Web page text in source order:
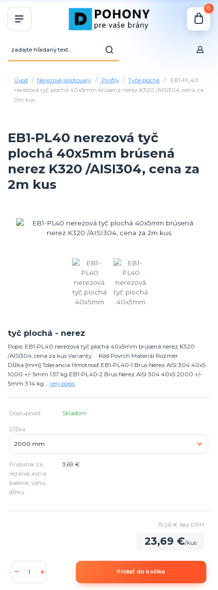
0
Úvod Nerezové polotovary Profily Tyče ploché
EB1-PL40
nerezová tyč plochá 40x5mm brúsená nerez K320 /AISI304, cena za
2m kus
EB1-PL40 nerezová tyč
plochá 40x5mm brúsená
nerez K320 /AISI304, cena za
2m kus
tyč plochá - nerez
Popis: EB1-PL40 nerezová tyč plochá 40x5mm brúsená nerez K320
/AISI304, cena za kus Varianty Kód Povrch Materiál Rozmer
Dĺžka [mm] Tolerancia Hmotnosť EB1-PL40-1 Brus Nerez AISI 304 40x5
1000 +/- 5mm 1.57 kg EB1-PL40-2 Brus Nerez AISI 304 40x5 2000 +/-
5mm 3.14 kg ... celý popis
Dostupnosť Skladom
Dĺžka
Príplatok za
rezanie, extra
balenie, váhu,
dĺžku.
3,69 €
23,69 €/kus
19,26 € bez DPH
Pridať do košíka